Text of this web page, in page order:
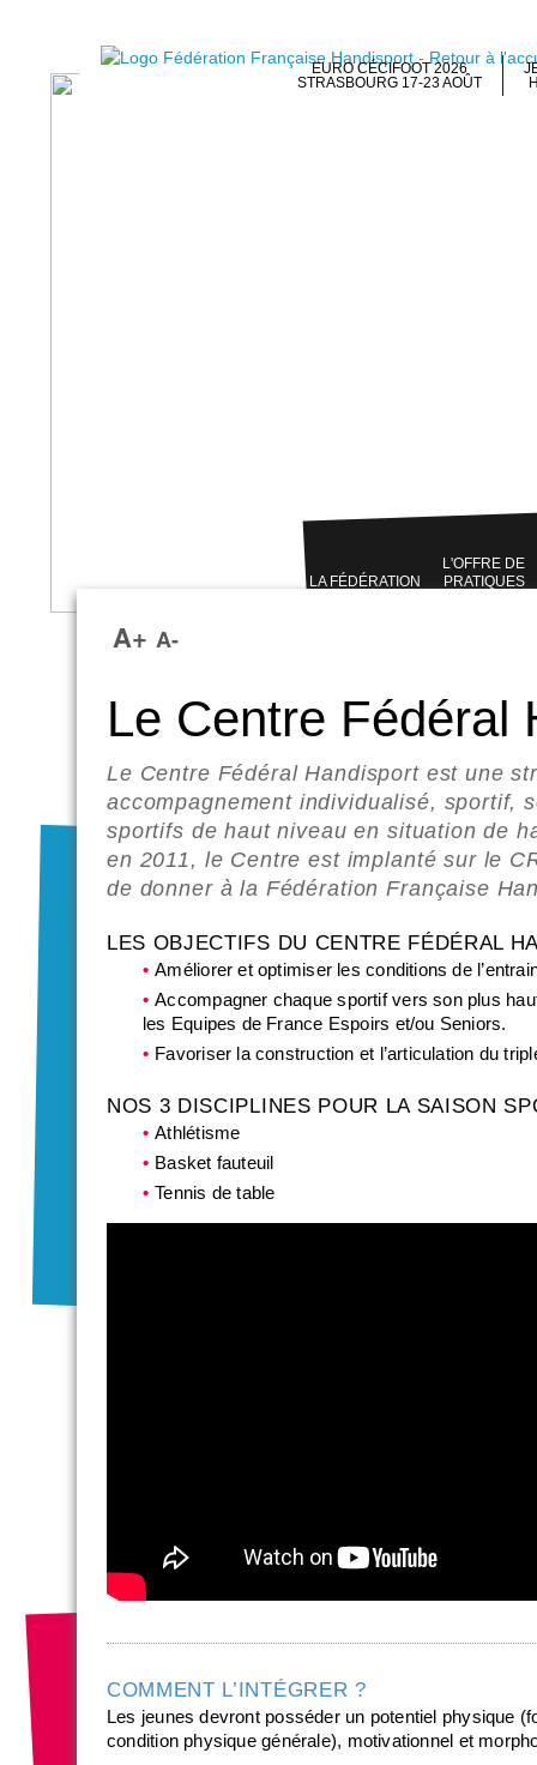
EURO CÉCIFOOT 2026
STRASBOURG 17-23 AOÛT
LA FÉDÉRATION
L'OFFRE DE
PRATIQUES
A+ A-
Le Centre Fédéral
Le Centre Fédéral Handisport est une
accompagnement individualisé, sportif,
sportifs de haut niveau en situation de
en 2011, le Centre est implanté sur le
de donner à la Fédération Française
LES OBJECTIFS DU CENTRE FÉDÉRAL
Améliorer et optimiser les conditions de
Accompagner chaque sportif vers son plus
les Equipes de France Espoirs et/ou Seniors.
Favoriser la construction et l’articulation du
NOS 3 DISCIPLINES POUR LA SAISON
Athlétisme
Basket fauteuil
Tennis de table
COMMENT L’INTÉGRER ?
Les jeunes devront posséder un potentiel physique
condition physique générale), motivationnel et